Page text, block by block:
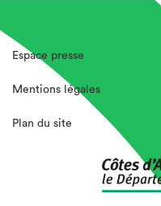
Espace presse
Mentions légales
Plan du site